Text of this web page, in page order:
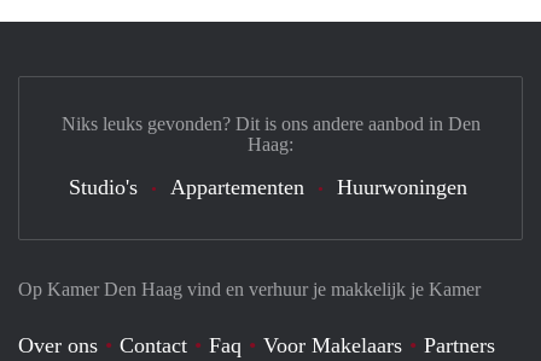
Op Kamer Den Haag vind en verhuur je makkelijk je Kamer
Over ons Contact Faq Voor Makelaars
Partners
Niks leuks gevonden? Dit is ons andere aanbod in Den
Haag:
Studio's Appartementen Huurwoningen